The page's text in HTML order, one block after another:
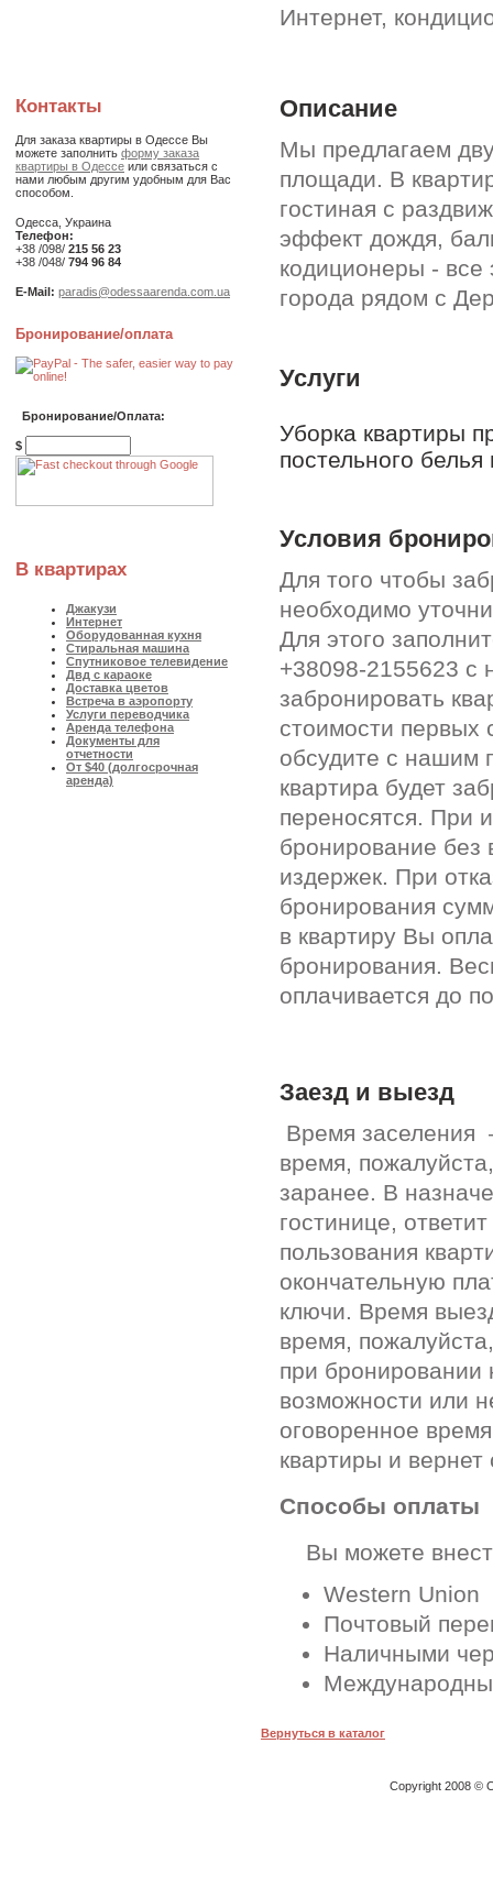
Контакты
Для заказа квартиры в Одессе Вы
можете заполнить форму заказа
квартиры в Одессе или связаться с
нами любым другим удобным для Вас
способом.
Одесса, Украина
Телефон:
+38 /098/ 215 56 23
+38 /048/ 794 96 84
E-Mail: paradis@odessaarenda.com.ua
Бронирование/оплата
Бронирование/Оплата:
$
В квартирах
Джакузи
Интернет
Оборудованная кухня
Стиральная машина
Спутниковое телевидение
Двд с караоке
Доставка цветов
Встреча в аэропорту
Услуги переводчика
Аренда телефона
Документы для
отчетности
От $40 (долгосрочная
аренда)
Интернет,
Описание
Мы предлагаем
площади. В
гостиная с
эффект дождя,
кодиционеры - все
города рядом с
Услуги
Уборка квартиры
постельного
Условия
Для того чтобы
необходимо
Для этого
+38098-2155623 с
забронировать
стоимости первых
обсудите с нашим
квартира будет
переносятся. При
бронирование без
издержек. При
бронирования
в квартиру Вы
бронирования.
оплачивается до
Заезд и выезд
Время заселения
время,
заранее. В
гостинице,
пользования
окончательную
ключи. Время
время,
при
возможности или
оговоренное
квартиры и вернет
Способы оплаты
Вы можете
Western Union
Почтовый
Наличными
Вернуться в каталог
Copyright 2008 ©